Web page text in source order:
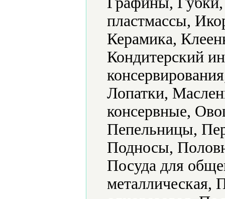
пластмассы,
Керамика,
Кондитерский
Лопатки,
консервные,
Пепельницы,
Подносы,
Посуда для
металлическая,